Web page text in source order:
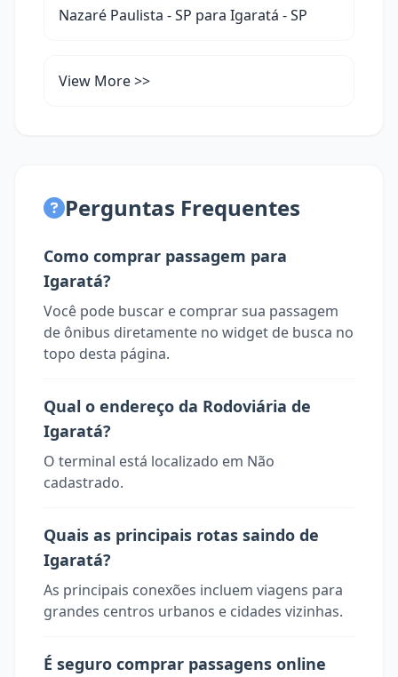
Nazaré Paulista - SP para Igaratá - SP
View More >>
Perguntas Frequentes
Como comprar passagem para
Igaratá?
Você pode buscar e comprar sua passagem
de ônibus diretamente no widget de busca no
topo desta página.
Qual o endereço da Rodoviária de
Igaratá?
O terminal está localizado em Não
cadastrado.
Quais as principais rotas saindo de
Igaratá?
As principais conexões incluem viagens para
grandes centros urbanos e cidades vizinhas.
É seguro comprar passagens online